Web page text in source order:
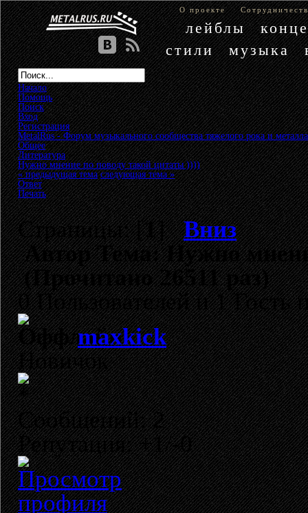
О проекте
лейблы
стили
музыка
Начало
Помощь
Поиск
Вход
Регистрация
MetalRus - Форум музыкального сообщества тяжелого рока и металла
Общее»
Литература»
Нужно мнение по поводу такой цитаты ))))
« предыдущая тема следующая тема »
Ответ
Печать
Страницы: [1]Вниз
АвторТема: Нужно
(Прочитано 26511 раз)
0 Пользователей и 1 Гость
maxkick
Новичок
Сообщений: 2
Репутация: +1/-0